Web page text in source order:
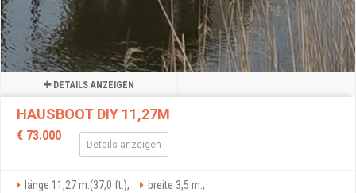
DETAILS ANZEIGEN
HAUSBOOT DIY 11,27M
€ 73.000
Details anzeigen
länge 11,27 m.(37,0 ft.), breite 3,5 m.,